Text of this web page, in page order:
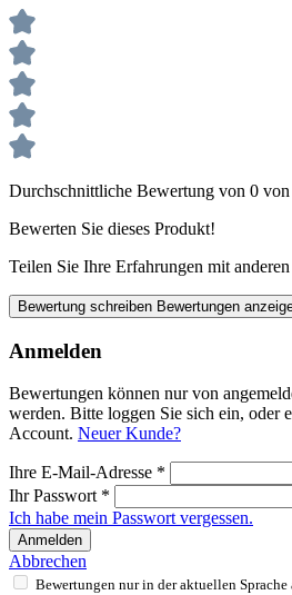
Durchschnittliche Bewertung von 0 von
Bewerten Sie dieses Produkt!
Teilen Sie Ihre Erfahrungen mit
Bewertung schreiben Bewertungen
Anmelden
Bewertungen können nur von
werden. Bitte loggen Sie sich ein, oder
Account. Neuer Kunde?
Ihre E-Mail-Adresse *
Ihr Passwort *
Ich habe mein Passwort vergessen.
Anmelden
Abbrechen
Bewertungen nur in der aktuellen Sprache